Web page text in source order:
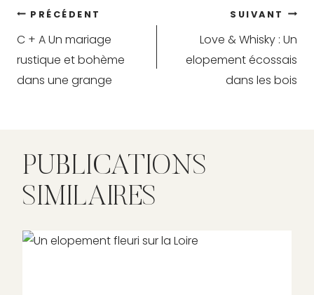
Navigation
de
l’article
PRÉCÉDENT
C + A Un mariage
rustique et bohème
dans une grange
SUIVANT
Love & Whisky : Un
elopement écossais
dans les bois
PUBLICATIONS
SIMILAIRES